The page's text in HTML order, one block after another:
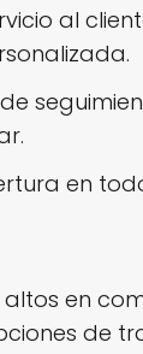
al
en
altos en
de